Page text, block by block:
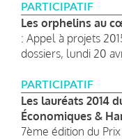
PARTICIPATIF
Les orphelins au
: Appel à projets
dossiers, lundi 20
PARTICIPATIF
Les lauréats 2014
Économiques &
7ème édition du Prix